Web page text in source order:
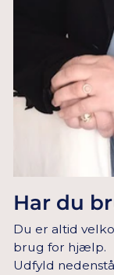
Har du
Du er altid
brug for hjælp.
Udfyld